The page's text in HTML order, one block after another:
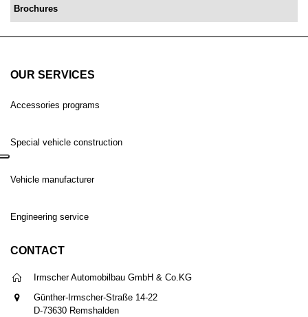
Brochures
OUR SERVICES
Accessories programs
Special vehicle construction
Vehicle manufacturer
Engineering service
CONTACT
Irmscher Automobilbau GmbH & Co.KG
Günther-Irmscher-Straße 14-22
D-73630 Remshalden